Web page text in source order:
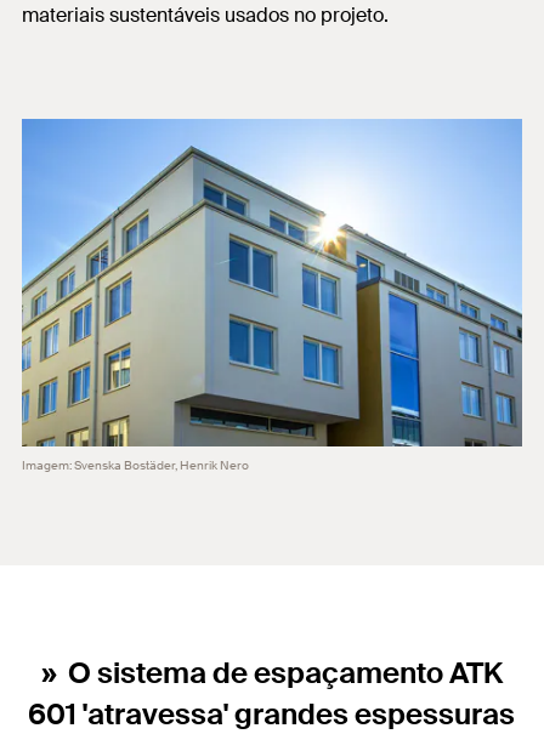
materiais sustentáveis usados no projeto.
Imagem: Svenska Bostäder, Henrik Nero
O sistema de espaçamento ATK
601 'atravessa' grandes espessuras